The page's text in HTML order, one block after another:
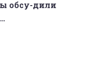
обсу-дили